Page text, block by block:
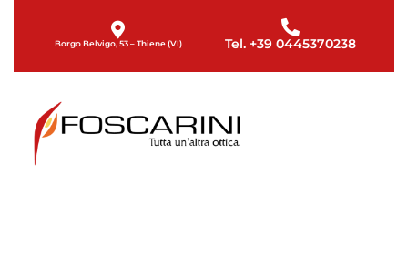
Borgo Belvigo, 53 – Thiene (VI) Tel. +39 0445370238